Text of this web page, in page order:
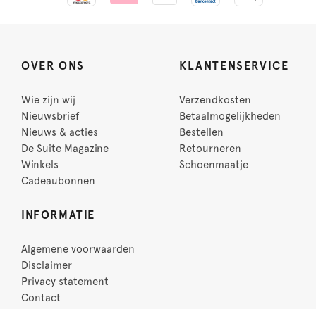
OVER ONS
Wie zijn wij
Nieuwsbrief
Nieuws & acties
De Suite Magazine
Winkels
Cadeaubonnen
KLANTENSERVICE
Verzendkosten
Betaalmogelijkheden
Bestellen
Retourneren
Schoenmaatje
INFORMATIE
Algemene voorwaarden
Disclaimer
Privacy statement
Contact